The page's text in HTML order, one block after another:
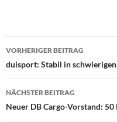
VORHERIGER BEITRAG
duisport: Stabil in
NÄCHSTER BEITRAG
Neuer DB Cargo-Vorstand: